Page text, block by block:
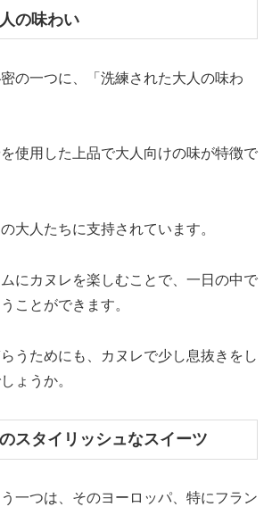
の味わい
の一つに、「洗練された大人の味わ
使用した上品で大人向けの味が特徴で
大人たちに支持されています。
にカヌレを楽しむことで、一日の中で
ことができます。
うためにも、カヌレで少し息抜きをし
ょうか。
スタイリッシュなスイーツ
一つは、そのヨーロッパ、特にフラン